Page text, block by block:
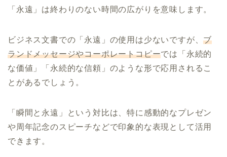
「永遠」は終わりのない時間の広がりを意味します。
ビジネス文書での「永遠」の使用は少ないですが、ブ
ランドメッセージやコーポレートコピーでは「永続的
な価値」「永続的な信頼」のような形で応用されるこ
とがあるでしょう。
「瞬間と永遠」という対比は、特に感動的なプレゼン
や周年記念のスピーチなどで印象的な表現として活用
できます。